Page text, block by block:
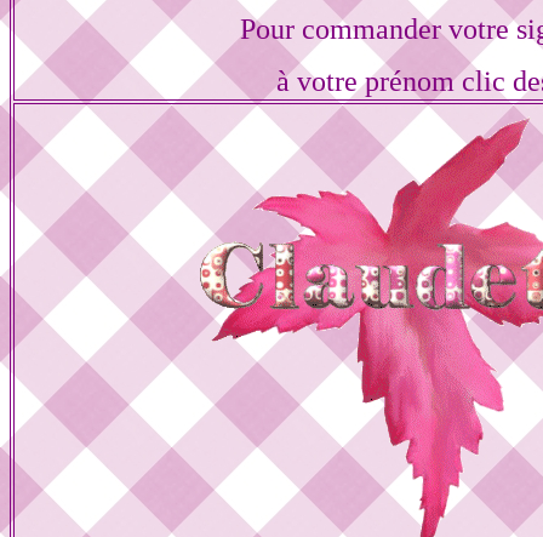
Pour commander votre
à votre prénom clic